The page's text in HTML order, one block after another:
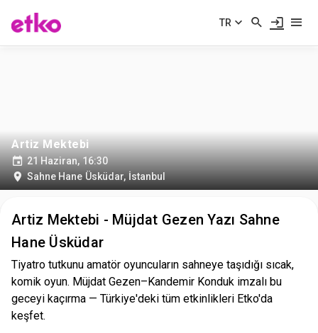
TR
Artiz Mektebi
21 Haziran, 16:30
Sahne Hane Üsküdar, İstanbul
Artiz Mektebi - Müjdat Gezen Yazı Sahne
Hane Üsküdar
Tiyatro tutkunu amatör oyuncuların sahneye taşıdığı sıcak,
komik oyun. Müjdat Gezen–Kandemir Konduk imzalı bu
geceyi kaçırma — Türkiye'deki tüm etkinlikleri Etko'da
keşfet.